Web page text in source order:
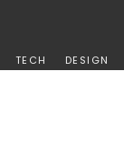
TECH DESIGN